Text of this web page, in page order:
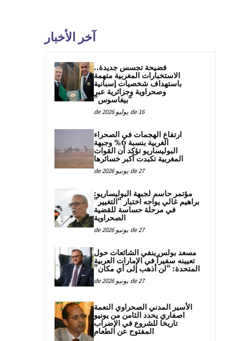
آخر الأخبار
فضيحة تجسس جديدة..
الاستخبارات المغربية متهمة
باستهداف شخصيات إسبانية
وصحراوية وجزائرية عبر
“بيغاسوس”
16 de يوليو de 2026
ارتفاع الهجمات في الصحراء
الغربية بنسبة 6% وجبهة
البوليساريو تؤكد أن القوات
المغربية تكبدت أكبر خسائرها
27 de يونيو de 2026
مؤتمر حاسم لجبهة البوليساريو:
براهيم غالي يواجه اختبار “التغيير”
في مرحلة حساسة للقضية
الصحراوية
27 de يونيو de 2026
مسعد بولس ينفي الشائعات حول
تعيينه سفيراً في الإمارات العربية
المتحدة: “لن أذهب إلى أي مكان”
27 de يونيو de 2026
الأسير المدني الصحراوي النعمة
اصفاري يحدد الثامن من يونيو
تاريخا للشروع في الإضراب
المفتوح عن الطعام